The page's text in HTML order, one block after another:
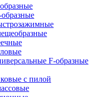
F-образные
с пилой